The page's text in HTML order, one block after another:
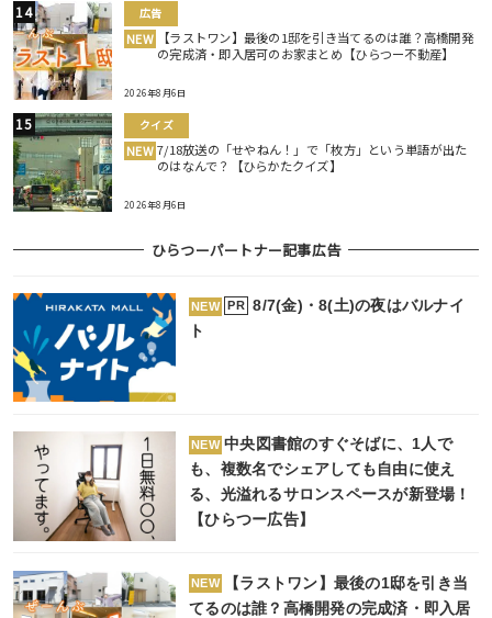
広告
NEW
【ラストワン】最後の1邸を引き当てるのは誰？高橋開発
の完成済・即入居可のお家まとめ【ひらつー不動産】
2026年8月6日
クイズ
NEW 7/18放送の「せやねん！」で「枚方」という単語が出た
のはなんで？【ひらかたクイズ】
2026年8月6日
ひらつーパートナー記事広告
NEW PR
8/7(金)・8(土)の夜はバルナイ
ト
NEW 中央図書館のすぐそばに、1人で
も、複数名でシェアしても自由に使え
る、光溢れるサロンスペースが新登場！
【ひらつー広告】
NEW
【ラストワン】最後の1邸を引き当
てるのは誰？高橋開発の完成済・即入居